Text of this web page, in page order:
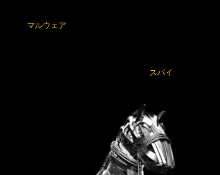
マルウェア
スパイ